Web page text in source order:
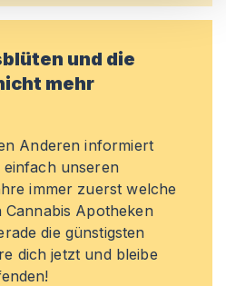
und die
mehr
Anderen informiert
unseren
immer zuerst welche
Apotheken
die günstigsten
dich jetzt und bleibe